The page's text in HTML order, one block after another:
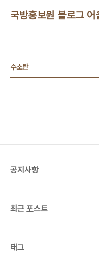
국방홍보원 블로그 어
수소탄
공지사항
최근 포스트
태그